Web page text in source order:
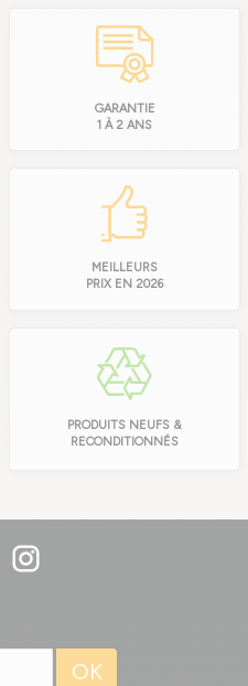
GARANTIE
1 À 2 ANS
MEILLEURS
PRIX EN 2026
PRODUITS NEUFS &
RECONDITIONNÉS
OK